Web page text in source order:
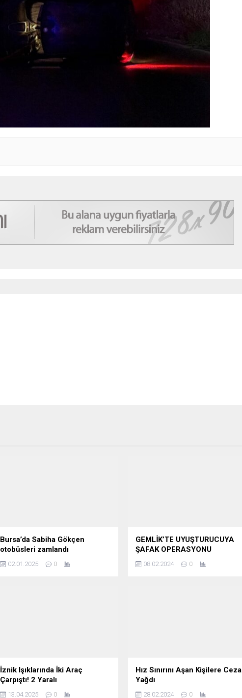
Bursa’da Sabiha Gökçen
otobüsleri zamlandı
02.01.2025 0
GEMLİK’TE UYUŞTURUCUYA
ŞAFAK OPERASYONU
08.02.2024 0
İznik Işıklarında İki Araç
Çarpıştı! 2 Yaralı
13.04.2025 0
Hız Sınırını Aşan Kişilere Ceza
Yağdı
28.02.2024 0